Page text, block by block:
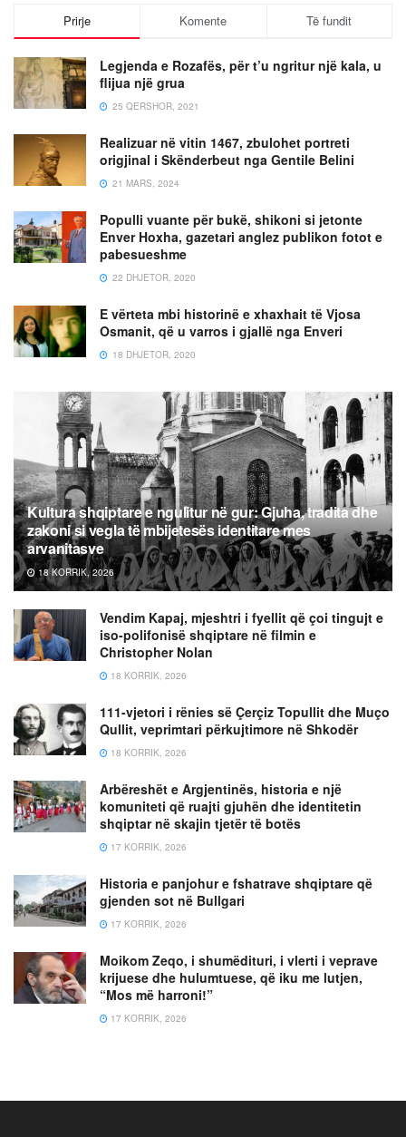
Prirje Komente Të fundit
Legjenda e Rozafës, për t’u ngritur një kala, u
flijua një grua
25 QERSHOR, 2021
Realizuar në vitin 1467, zbulohet portreti
origjinal i Skënderbeut nga Gentile Belini
21 MARS, 2024
Populli vuante për bukë, shikoni si jetonte
Enver Hoxha, gazetari anglez publikon fotot e
pabesueshme
22 DHJETOR, 2020
E vërteta mbi historinë e xhaxhait të Vjosa
Osmanit, që u varros i gjallë nga Enveri
18 DHJETOR, 2020
Kultura shqiptare e ngulitur në gur: Gjuha, tradita dhe
zakoni si vegla të mbijetesës identitare mes
arvanitasve
18 KORRIK, 2026
Vendim Kapaj, mjeshtri i fyellit që çoi tingujt e
iso-polifonisë shqiptare në filmin e
Christopher Nolan
18 KORRIK, 2026
111-vjetori i rënies së Çerçiz Topullit dhe Muço
Qullit, veprimtari përkujtimore në Shkodër
18 KORRIK, 2026
Arbëreshët e Argjentinës, historia e një
komuniteti që ruajti gjuhën dhe identitetin
shqiptar në skajin tjetër të botës
17 KORRIK, 2026
Historia e panjohur e fshatrave shqiptare që
gjenden sot në Bullgari
17 KORRIK, 2026
Moikom Zeqo, i shumëdituri, i vlerti i veprave
krijuese dhe hulumtuese, që iku me lutjen,
“Mos më harroni!”
17 KORRIK, 2026